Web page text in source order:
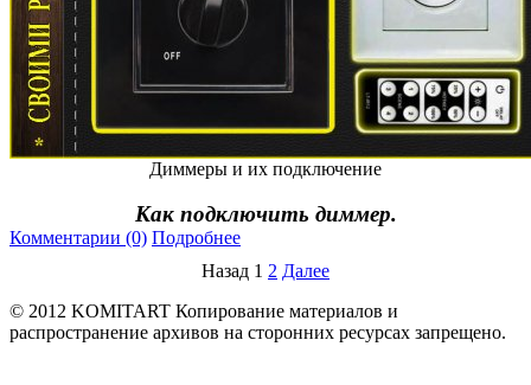
Диммеры и их подключение
Как подключить диммер.
Комментарии (0) Подробнее
Назад 1 2 Далее
© 2012 KOMITART Копирование материалов и
распространение архивов на сторонних ресурсах запрещено.